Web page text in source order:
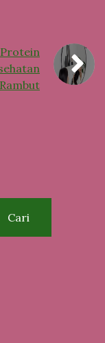
Rambut
Cari